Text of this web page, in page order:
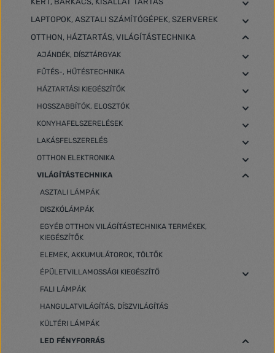
LAPTOPOK, ASZTALI SZÁMÍTÓGÉPEK, SZERVEREK
OTTHON, HÁZTARTÁS, VILÁGÍTÁSTECHNIKA
AJÁNDÉK, DÍSZTÁRGYAK
FŰTÉS-, HŰTÉSTECHNIKA
HÁZTARTÁSI KIEGÉSZÍTŐK
HOSSZABBÍTÓK, ELOSZTÓK
KONYHAFELSZERELÉSEK
LAKÁSFELSZERELÉS
OTTHON ELEKTRONIKA
VILÁGÍTÁSTECHNIKA
ASZTALI LÁMPÁK
DISZKÓLÁMPÁK
EGYÉB OTTHON VILÁGÍTÁSTECHNIKA TERMÉKEK,
KIEGÉSZÍTŐK
ELEMEK, AKKUMULÁTOROK, TÖLTŐK
ÉPÜLETVILLAMOSSÁGI KIEGÉSZÍTŐ
FALI LÁMPÁK
HANGULATVILÁGÍTÁS, DÍSZVILÁGÍTÁS
KÜLTÉRI LÁMPÁK
LED FÉNYFORRÁS